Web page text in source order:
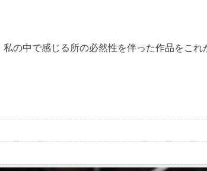
の中で感じる所の必然性を伴った作品をこれ